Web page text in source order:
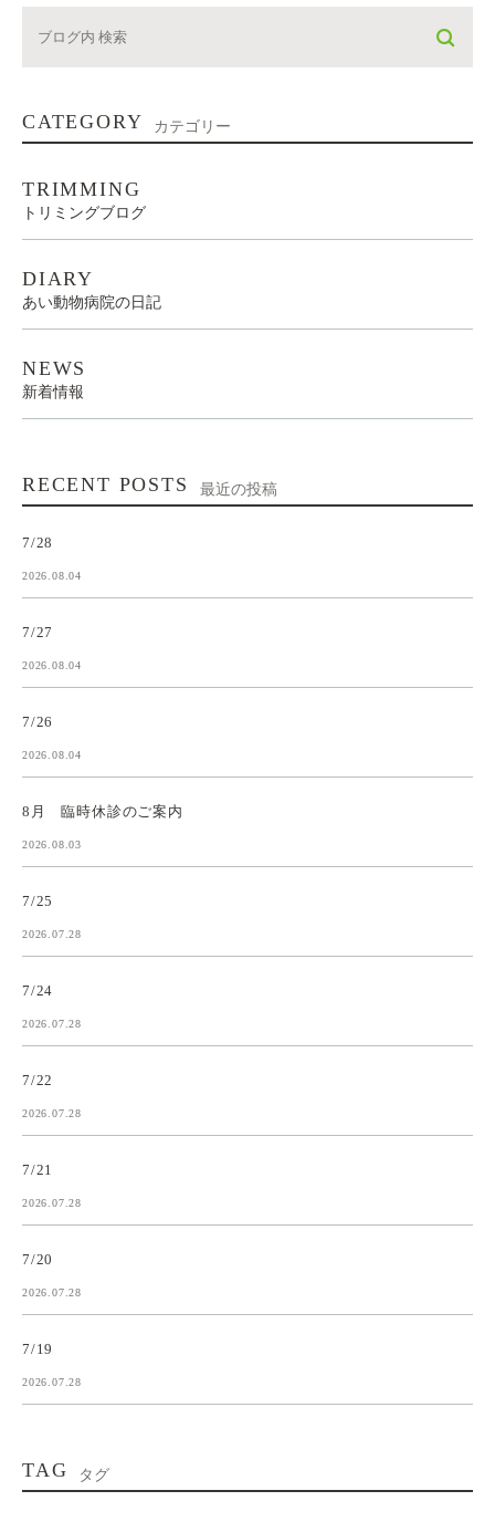
CATEGORY カテゴリー
TRIMMING
トリミングブログ
DIARY
あい動物病院の日記
NEWS
新着情報
RECENT POSTS 最近の投稿
7/28
2026.08.04
7/27
2026.08.04
7/26
2026.08.04
8月 臨時休診のご案内
2026.08.03
7/25
2026.07.28
7/24
2026.07.28
7/22
2026.07.28
7/21
2026.07.28
7/20
2026.07.28
7/19
2026.07.28
TAG タグ